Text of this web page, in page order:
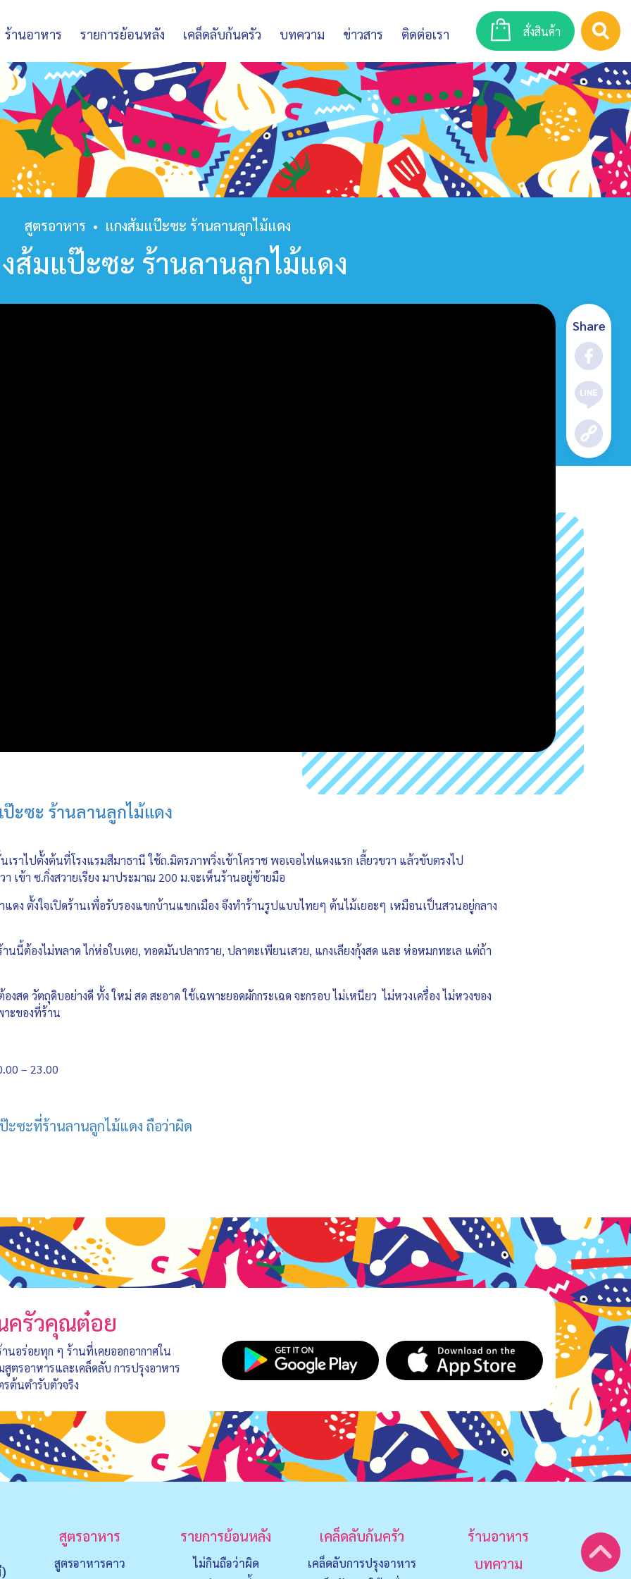
ร้านอาหาร รายการย้อนหลัง เคล็ดลับก้นครัว บทความ ข่าวสาร ติดต่อเรา สั่งสินค้า
สูตรอาหาร • แกงส้มแป๊ะซะ ร้านลานลูกไม้แดง
ส้มแป๊ะซะ ร้านลานลูกไม้แดง
Share
ะซะ ร้านลานลูกไม้แดง
เราไปตั้งต้นที่โรงแรมสีมาธานี ใช้ถ.มิตรภาพวิ่งเข้าโคราช พอเจอไฟแดงแรก เลี้ยวขวา แล้วขับตรงไป
เข้า ซ.กิ่งสวายเรียง มาประมาณ 200 ม.จะเห็นร้านอยู่ซ้ายมือ
ดง ตั้งใจเปิดร้านเพื่อรับรองแขกบ้านแขกเมือง จึงทำร้านรูปแบบไทยๆ ต้นไม้เยอะๆ เหมือนเป็นสวนอยู่กลาง
นี้ต้องไม่พลาด ไก่ห่อใบเตย, ทอดมันปลากราย, ปลาตะเพียนเสวย, แกงเลียงกุ้งสด และ ห่อหมกทะเล แต่ถ้า
ด วัตถุดิบอย่างดี ทั้ง ใหม่ สด สะอาด ใช้เฉพาะยอดผักกระเฉด จะกรอบ ไม่เหนียว ไม่หวงเครื่อง ไม่หวงของ
าะของที่ร้าน
– 23.00
ะซะที่ร้านลานลูกไม้แดง ถือว่าผิด
ครัวคุณต๋อย
านอร่อยทุก ๆ ร้านที่เคยออกอากาศใน
ตรอาหารและเคล็ดลับ การปรุงอาหาร
รต้นตำรับตัวจริง
สูตรอาหาร
สูตรอาหารคาว
รายการย้อนหลัง
ไม่กินถือว่าผิด
เคล็ดลับก้นครัว
เคล็ดลับการปรุงอาหาร
ร้านอาหาร
บทความ